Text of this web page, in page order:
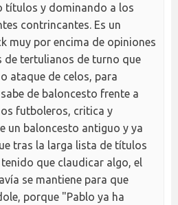
títulos y dominando a los
contrincantes. Es un
muy por encima de opiniones
de tertulianos de turno que
ataque de celos, para
de baloncesto frente a
futboleros, critica y
un baloncesto antiguo y ya
tras la larga lista de títulos
que claudicar algo, el
se mantiene para que
porque "Pablo ya ha